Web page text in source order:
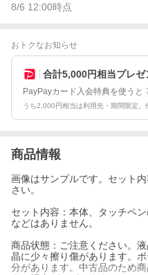
8/6 12:00時点
おトクなお知らせ
合計5,000円相当プレゼ
PayPayカード入会特典を使うと
うち2,000円相当は利用先・期間限定。
商品情報
画像はサンプルです。セット
さい。
セット内容：本体、タッチペ
などはありません。
商品状態：ご注意ください。
晶に少々擦り傷があります。
分があります。中古品のため